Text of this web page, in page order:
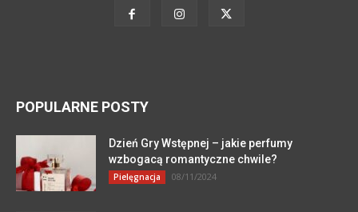
POPULARNE POSTY
Dzień Gry Wstępnej – jakie perfumy
wzbogacą romantyczne chwile?
Pielęgnacja 08/11/2024